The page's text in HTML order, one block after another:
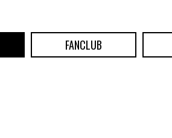
FANCLUB